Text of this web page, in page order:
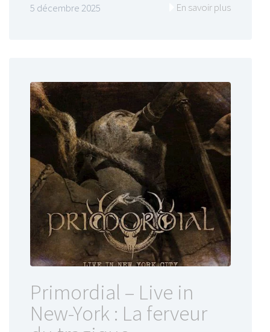
5 décembre 2025 En savoir plus
Primordial – Live in
New-York : La ferveur